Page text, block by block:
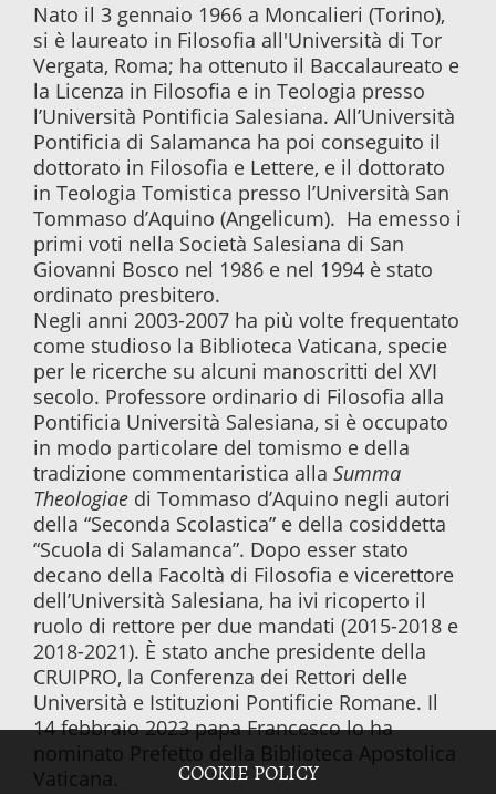
Nato il 3 gennaio 1966 a Moncalieri (Torino),
si è laureato in Filosofia all'Università di Tor
Vergata, Roma; ha ottenuto il Baccalaureato e
la Licenza in Filosofia e in Teologia presso
l’Università Pontificia Salesiana. All’Università
Pontificia di Salamanca ha poi conseguito il
dottorato in Filosofia e Lettere, e il dottorato
in Teologia Tomistica presso l’Università San
Tommaso d’Aquino (Angelicum). Ha emesso i
primi voti nella Società Salesiana di San
Giovanni Bosco nel 1986 e nel 1994 è stato
ordinato presbitero.
Negli anni 2003-2007 ha più volte frequentato
come studioso la Biblioteca Vaticana, specie
per le ricerche su alcuni manoscritti del XVI
secolo. Professore ordinario di Filosofia alla
Pontificia Università Salesiana, si è occupato
in modo particolare del tomismo e della
tradizione commentaristica alla Summa
Theologiae di Tommaso d’Aquino negli autori
della “Seconda Scolastica” e della cosiddetta
“Scuola di Salamanca”. Dopo esser stato
decano della Facoltà di Filosofia e vicerettore
dell’Università Salesiana, ha ivi ricoperto il
ruolo di rettore per due mandati (2015-2018 e
2018-2021). È stato anche presidente della
CRUIPRO, la Conferenza dei Rettori delle
Università e Istituzioni Pontificie Romane. Il
14 febbraio 2023 papa Francesco lo ha
nominato Prefetto della Biblioteca Apostolica
Vaticana.
COOKIE POLICY